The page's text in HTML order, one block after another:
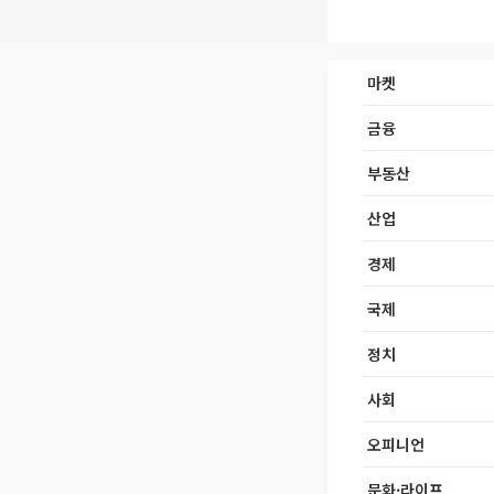
마켓
금융
부동산
산업
경제
국제
정치
사회
오피니언
문화·라이프